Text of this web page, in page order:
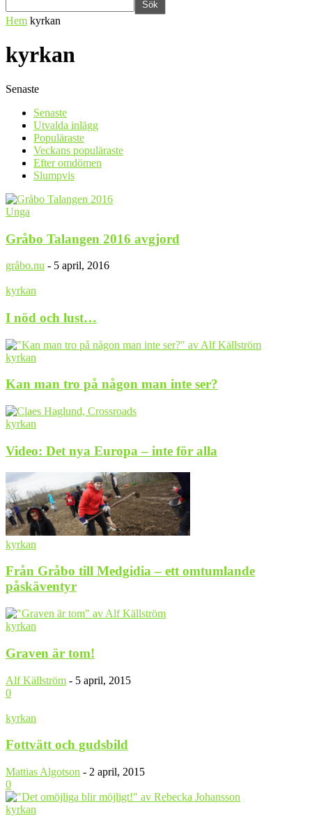
Hem kyrkan
kyrkan
Senaste
Senaste
Utvalda inlägg
Populäraste
Veckans populäraste
Efter omdömen
Slumpvis
Unga
Gråbo Talangen 2016 avgjord
gråbo.nu - 5 april, 2016
kyrkan
I nöd och lust…
kyrkan
Kan man tro på någon man inte ser?
kyrkan
Video: Det nya Europa – inte för alla
kyrkan
Från Gråbo till Medgidia – ett omtumlande
påskäventyr
kyrkan
Graven är tom!
Alf Källström - 5 april, 2015
0
kyrkan
Fottvätt och gudsbild
Mattias Algotson - 2 april, 2015
0
kyrkan